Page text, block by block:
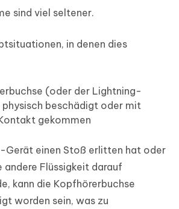
sind viel seltener.
in denen dies
(oder der Lightning-
physisch beschädigt oder mit
gekommen
Gerät einen Stoß erlitten hat oder
andere Flüssigkeit darauf
kann die Kopfhörerbuchse
worden sein, was zu